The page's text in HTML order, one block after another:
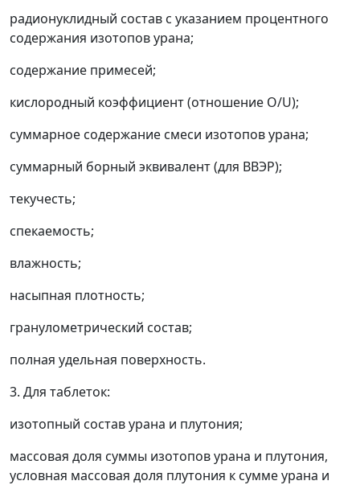
радионуклидный состав с указанием процентного
содержания изотопов урана;
содержание примесей;
кислородный коэффициент (отношение O/U);
суммарное содержание смеси изотопов урана;
суммарный борный эквивалент (для ВВЭР);
текучесть;
спекаемость;
влажность;
насыпная плотность;
гранулометрический состав;
полная удельная поверхность.
3. Для таблеток:
изотопный состав урана и плутония;
массовая доля суммы изотопов урана и плутония,
условная массовая доля плутония к сумме урана и